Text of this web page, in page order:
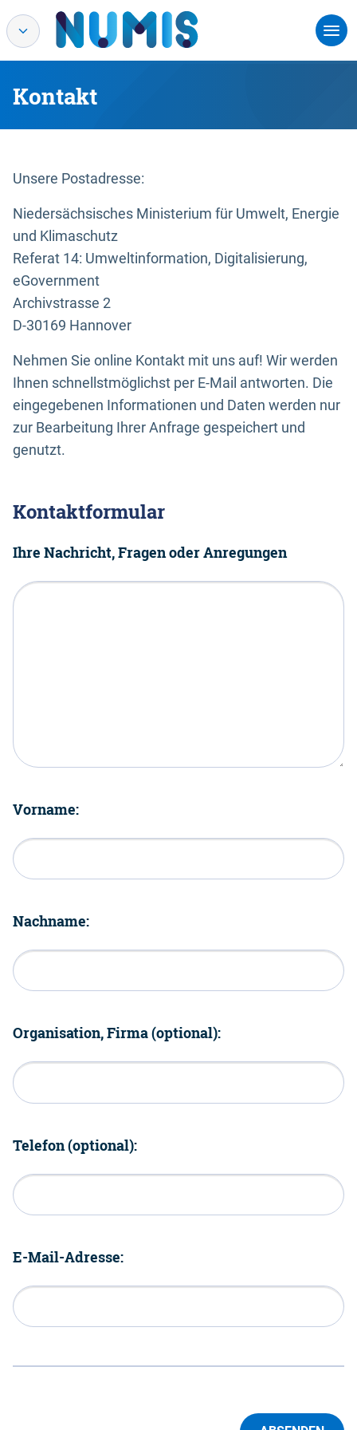
Kontakt
Unsere Postadresse:
Niedersächsisches Ministerium für Umwelt, Energie
und Klimaschutz
Referat 14: Umweltinformation, Digitalisierung,
eGovernment
Archivstrasse 2
D-30169 Hannover
Nehmen Sie online Kontakt mit uns auf! Wir werden
Ihnen schnellstmöglichst per E-Mail antworten. Die
eingegebenen Informationen und Daten werden nur
zur Bearbeitung Ihrer Anfrage gespeichert und
genutzt.
Kontaktformular
Ihre Nachricht, Fragen oder Anregungen
Vorname:
Nachname:
Organisation, Firma (optional):
Telefon (optional):
E-Mail-Adresse: